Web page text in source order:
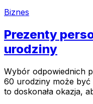
Biznes
Prezenty
urodziny
Wybór odpowiednich
60 urodziny może być
to doskonała okazja,